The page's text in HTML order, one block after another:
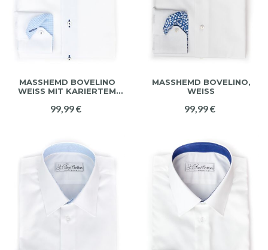
MASSHEMD BOVELINO W
EISS MIT KARIERTEM KO
99,99 €
MASSHEMD BOVELINO, W
EISS
99,99 €